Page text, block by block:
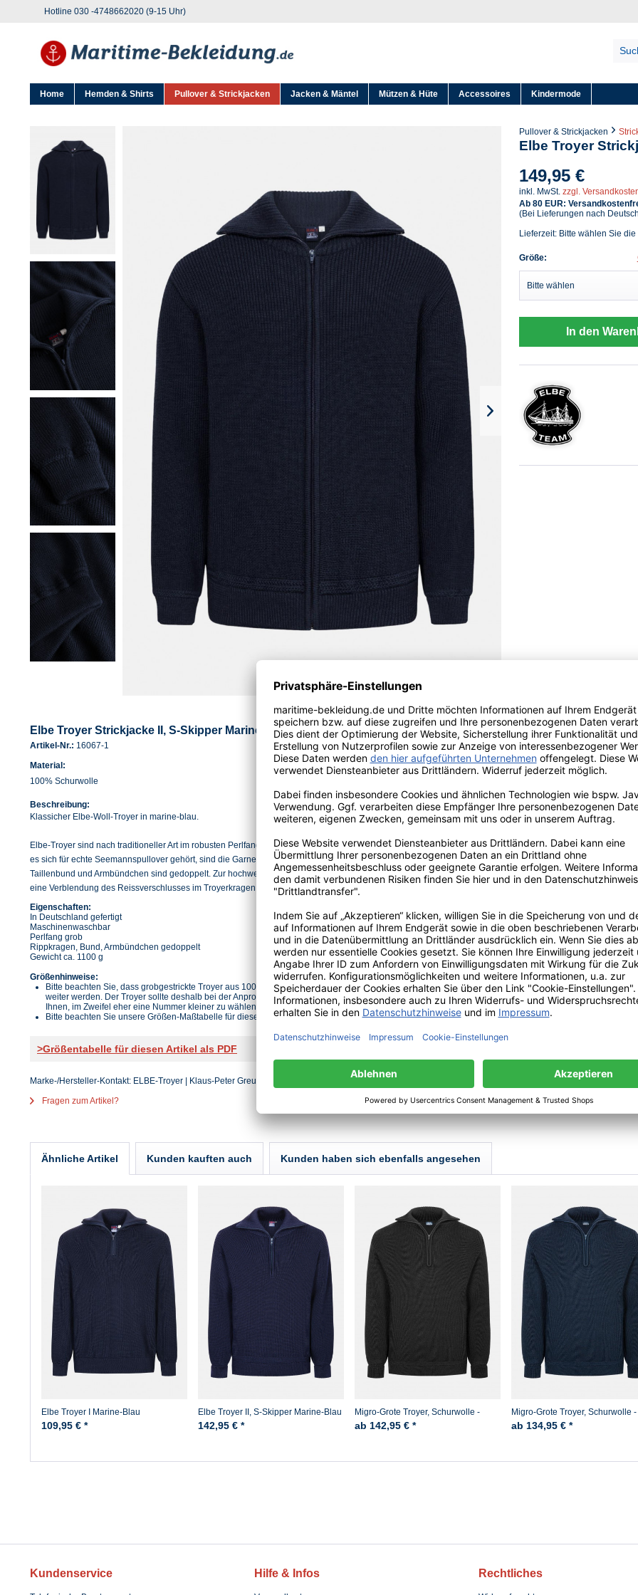
Hotline 030 -4748662020 (9-15 Uhr)
Home Hemden & Shirts Pullover & Strickjacken Jacken & Mäntel Mützen & Hüte Accessoires Kindermode
Pullover & Strickjacken
Elbe Troyer
149,95 €
inkl. MwSt. zzgl.
Ab 80 EUR:
(Bei Lieferungen nach
Lieferzeit: Bitte wählen Sie die
Größe:
In den
Elbe Troyer Strickjacke II, S-Skipper Marine-Blau
Artikel-Nr.: 16067-1
Material:
100% Schurwolle
Beschreibung:
Klassicher Elbe-Woll-Troyer in marine-blau.
Elbe-Troyer sind nach traditioneller Art im robusten Perlfang mehrfädig aus gezwirnten Garnen gestrickt. Wie
es sich für echte Seemannspullover gehört, sind die Garne seewasser- und lichtecht gefärbt. Troyerkragen,
Taillenbund und Armbündchen sind gedoppelt. Zur hochwertigen Ausstattung gehört selbstverständlich auch
eine Verblendung des Reissverschlusses im Troyerkragen.
Eigenschaften:
In Deutschland gefertigt
Maschinenwaschbar
Perlfang grob
Rippkragen, Bund, Armbündchen gedoppelt
Gewicht ca. 1100 g
Größenhinweise:
Bitte beachten Sie, dass grobgestrickte Troyer aus 100% Schurwolle mit der Zeit etwas größer und
weiter werden. Der Troyer sollte deshalb bei der Anprobe am besten etwas enger sitzen! Wir empfehlen
Ihnen, im Zweifel eher eine Nummer kleiner zu wählen.
Bitte beachten Sie unsere Größen-Maßtabelle für diesen Artikel.
>Größentabelle für diesen Artikel als PDF
Marke-/Hersteller-Kontakt: ELBE-Troyer | Klaus-Peter Greuling Handelsagentur e.K. | Braunlager Weg 8 a | 22459 Hamburg | Deutschland |
Fragen zum Artikel?
Ähnliche Artikel Kunden kauften auch Kunden haben sich ebenfalls angesehen
Elbe Troyer I Marine-Blau
109,95 € *
Elbe Troyer II, S-Skipper Marine-Blau
142,95 € *
Migro-Grote Troyer, Schurwolle -
Schwarz
ab 142,95 € *
Migro-Grote Troyer, Schurwolle -
Marine
ab 134,95 € *
Kundenservice Hilfe & Infos Rechtliches